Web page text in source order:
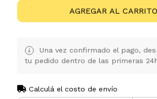
AGREGAR AL CARRITO
Una vez confirmado el pago,
tu pedido dentro de las primeras
Calculá el costo de envío